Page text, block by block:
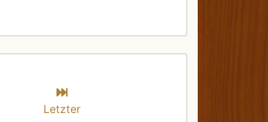
Letzter